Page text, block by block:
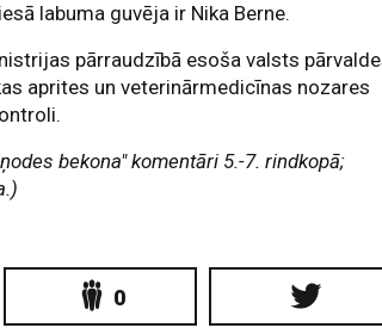
labuma guvēja ir Nika Berne.
pārraudzībā esoša valsts
aprites un veterinārmedicīnas nozares
bekona" komentāri 5.-7. rindkopā;
0